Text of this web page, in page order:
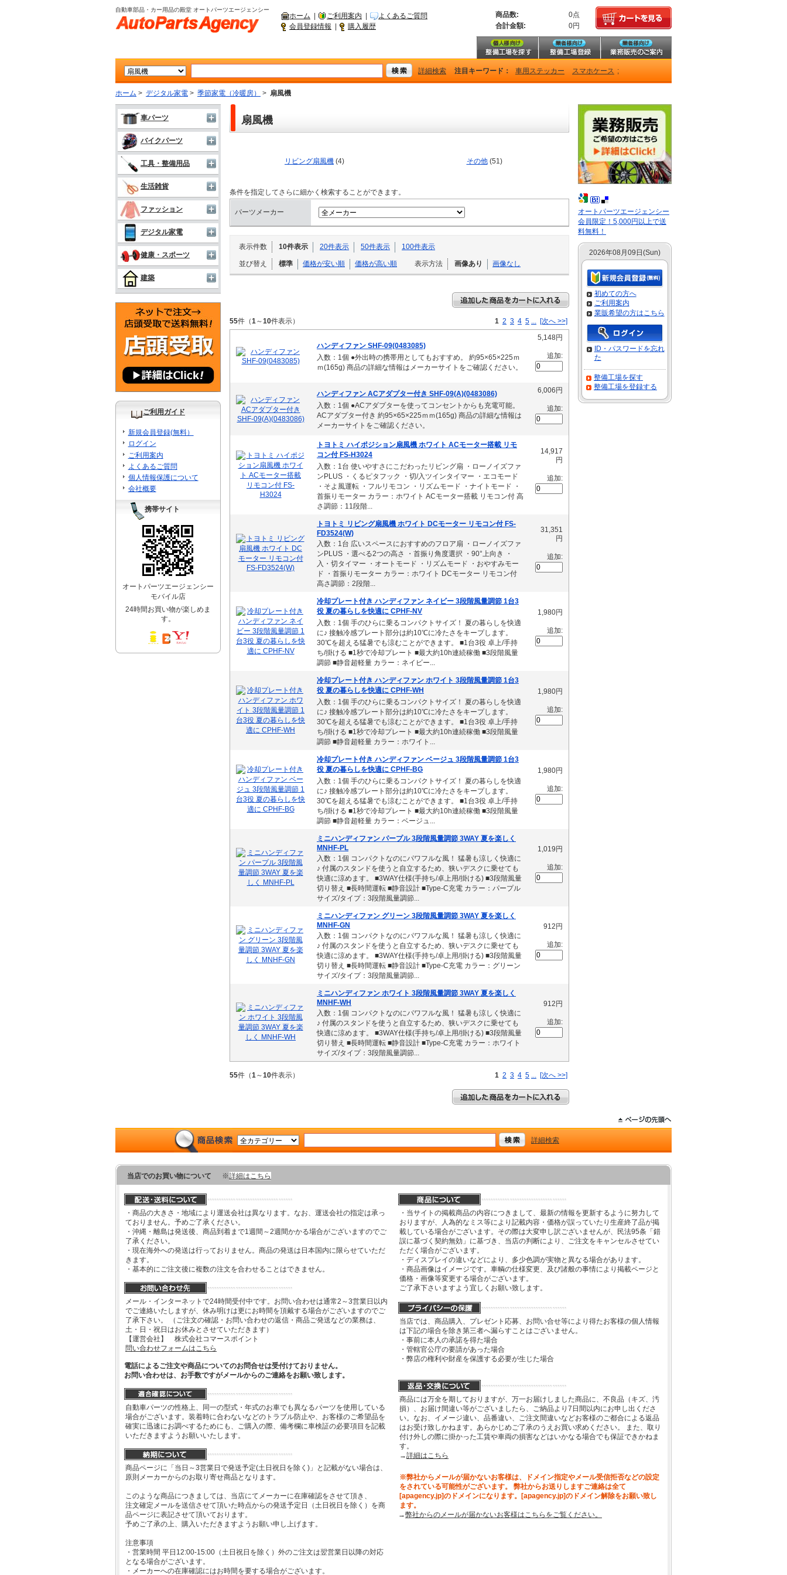
自動車部品・カー用品の殿堂 オートパーツエージェンシー
ホーム ご利用案内
よくあるご質問
会員登録情報
購入履歴
商品数:
0点
合計金額:
0円
詳細検索 注目キーワード： 車用ステッカー スマホケース ;
ホーム > デジタル家電 > 季節家電（冷暖房） > 扇風機
車パーツ
バイクパーツ
工具・整備用品
生活雑貨
ファッション
デジタル家電
健康・スポーツ
建築
ご利用ガイド
新規会員登録(無料）
ログイン
ご利用案内
よくあるご質問
個人情報保護について
会社概要
携帯サイト
オートパーツエージェンシー
モバイル店
24時間お買い物が楽しめま
す。
扇風機
リビング扇風機 (4) その他(51)
条件を指定してさらに細かく検索することができます。
パーツメーカー
表示件数 10件表示 20件表示 50件表示 100件表示
並び替え 標準 価格が安い順 価格が高い順 表示方法 画像あり 画像なし
55件（1～10件表示） 1 2 3 4 5 ... [次へ >>]
ハンディファン SHF-09(0483085)
入数：1個 ●外出時の携帯用としてもおすすめ。 約95×65×225ｍ
ｍ(165g) 商品の詳細な情報はメーカーサイトをご確認ください。
5,148円
追加:
ハンディファン ACアダプター付き SHF-09(A)(0483086)
入数：1個 ●ACアダプターを使ってコンセントからも充電可能。
ACアダプター付き 約95×65×225ｍｍ(165g) 商品の詳細な情報は
メーカーサイトをご確認ください。
6,006円
追加:
トヨトミ ハイポジション扇風機 ホワイト ACモーター搭載 リモ
コン付 FS-H3024
入数：1台 使いやすさにこだわったリビング扇 ・ローノイズファ
ンPLUS ・くるピタフック ・切/入ツインタイマー ・エコモード
・そよ風運転 ・フルリモコン ・リズムモード ・ナイトモード ・
首振りモーター カラー：ホワイト ACモーター搭載 リモコン付 高
さ調節：11段階...
14,917
円
追加:
トヨトミ リビング扇風機 ホワイト DCモーター リモコン付 FS-
FD3524(W)
入数：1台 広いスペースにおすすめのフロア扇 ・ローノイズファ
ンPLUS ・選べる2つの高さ ・首振り角度選択 ・90°上向き ・
入・切タイマー ・オートモード ・リズムモード ・おやすみモー
ド ・首振りモーター カラー：ホワイト DCモーター リモコン付
高さ調節：2段階...
31,351
円
追加:
冷却プレート付き ハンディファン ネイビー 3段階風量調節 1台3
役 夏の暮らしを快適に CPHF-NV
入数：1個 手のひらに乗るコンパクトサイズ！ 夏の暮らしを快適
に♪ 接触冷感プレート部分は約10℃に冷たさをキープします。
30℃を超える猛暑でも涼むことができます。 ■1台3役 卓上/手持
ち/掛ける ■1秒で冷却プレート ■最大約10h連続稼働 ■3段階風量
調節 ■静音超軽量 カラー：ネイビー...
1,980円
追加:
冷却プレート付き ハンディファン ホワイト 3段階風量調節 1台3
役 夏の暮らしを快適に CPHF-WH
入数：1個 手のひらに乗るコンパクトサイズ！ 夏の暮らしを快適
に♪ 接触冷感プレート部分は約10℃に冷たさをキープします。
30℃を超える猛暑でも涼むことができます。 ■1台3役 卓上/手持
ち/掛ける ■1秒で冷却プレート ■最大約10h連続稼働 ■3段階風量
調節 ■静音超軽量 カラー：ホワイト...
1,980円
追加:
冷却プレート付き ハンディファン ベージュ 3段階風量調節 1台3
役 夏の暮らしを快適に CPHF-BG
入数：1個 手のひらに乗るコンパクトサイズ！ 夏の暮らしを快適
に♪ 接触冷感プレート部分は約10℃に冷たさをキープします。
30℃を超える猛暑でも涼むことができます。 ■1台3役 卓上/手持
ち/掛ける ■1秒で冷却プレート ■最大約10h連続稼働 ■3段階風量
調節 ■静音超軽量 カラー：ベージュ...
1,980円
追加:
ミニハンディファン パープル 3段階風量調節 3WAY 夏を楽しく
MNHF-PL
入数：1個 コンパクトなのにパワフルな風！ 猛暑も涼しく快適に
♪ 付属のスタンドを使うと自立するため、狭いデスクに乗せても
快適に涼めます。 ■3WAY仕様(手持ち/卓上用/掛ける) ■3段階風量
切り替え ■長時間運転 ■静音設計 ■Type-C充電 カラー：パープル
サイズ/タイプ：3段階風量調節...
1,019円
追加:
ミニハンディファン グリーン 3段階風量調節 3WAY 夏を楽しく
MNHF-GN
入数：1個 コンパクトなのにパワフルな風！ 猛暑も涼しく快適に
♪ 付属のスタンドを使うと自立するため、狭いデスクに乗せても
快適に涼めます。 ■3WAY仕様(手持ち/卓上用/掛ける) ■3段階風量
切り替え ■長時間運転 ■静音設計 ■Type-C充電 カラー：グリーン
サイズ/タイプ：3段階風量調節...
912円
追加:
ミニハンディファン ホワイト 3段階風量調節 3WAY 夏を楽しく
MNHF-WH
入数：1個 コンパクトなのにパワフルな風！ 猛暑も涼しく快適に
♪ 付属のスタンドを使うと自立するため、狭いデスクに乗せても
快適に涼めます。 ■3WAY仕様(手持ち/卓上用/掛ける) ■3段階風量
切り替え ■長時間運転 ■静音設計 ■Type-C充電 カラー：ホワイト
サイズ/タイプ：3段階風量調節...
912円
追加:
55件（1～10件表示） 1 2 3 4 5 ... [次へ >>]
オートパーツエージェンシー
会員限定！5,000円以上で送
料無料！
2026年08月09日(Sun)
初めての方へ
ご利用案内
業販希望の方はこちら
ID・パスワードを忘れ
た
整備工場を探す
整備工場を登録する
詳細検索
当店でのお買い物について ※詳細はこちら
・商品の大きさ・地域により運送会社は異なります。なお、運送会社の指定は承っ
ておりません。予めご了承ください。
・沖縄・離島は発送後、商品到着まで1週間～2週間かかる場合がございますのでご
了承ください。
・現在海外への発送は行っておりません。商品の発送は日本国内に限らせていただ
きます。
・基本的にご注文後に複数の注文を合わせることはできません。
メール・インターネットで24時間受付中です。お問い合わせは通常2～3営業日以内
でご連絡いたしますが、休み明けは更にお時間を頂戴する場合がございますのでご
了承下さい。 （ご注文の確認・お問い合わせの返信・商品ご発送などの業務は、
土・日・祝日はお休みとさせていただきます）
【運営会社】 株式会社コマースポイント
問い合わせフォームはこちら
電話によるご注文や商品についてのお問合せは受付けておりません。
お問い合わせは、お手数ですがメールからのご連絡をお願い致します。
自動車パーツの性格上、同一の型式・年式のお車でも異なるパーツを使用している
場合がございます。装着時に合わないなどのトラブル防止や、お客様のご希望品を
確実に迅速にお調べするためにも、ご購入の際、備考欄に車検証の必要項目を記載
いただきますようお願いいたします。
商品ページに「当日～3営業日で発送予定(土日祝日を除く)」と記載がない場合は、
原則メーカーからのお取り寄せ商品となります。
このような商品につきましては、当店にてメーカーに在庫確認をさせて頂き、
注文確定メールを送信させて頂いた時点からの発送予定日（土日祝日を除く）を商
品ページに表記させて頂いております。
予めご了承の上、購入いただきますようお願い申し上げます。
注意事項
・営業時間 平日12:00-15:00（土日祝日を除く）外のご注文は翌営業日以降の対応
となる場合がございます。
・メーカーへの在庫確認にはお時間を要する場合がございます。
・当サイトの掲載商品の内容につきまして、最新の情報を更新するように努力して
おりますが、人為的なミス等により記載内容・価格が誤っていたり生産終了品が掲
載している場合がございます。その際は大変申し訳ございませんが、民法95条「錯
誤に基づく契約無効」に基づき、当店の判断により、ご注文をキャンセルさせてい
ただく場合がございます。
・ディスプレイの違いなどにより、多少色調が実物と異なる場合があります。
・商品画像はイメージです。車輌の仕様変更、及び諸般の事情により掲載ページと
価格・画像等変更する場合がございます。
ご了承下さいますよう宜しくお願い致します。
当店では、商品購入、プレゼント応募、お問い合せ等により得たお客様の個人情報
は下記の場合を除き第三者へ漏らすことはございません。
・事前に本人の承諾を得た場合
・管轄官公庁の要請があった場合
・弊店の権利や財産を保護する必要が生じた場合
商品には万全を期しておりますが、万一お届けしました商品に、不良品（キズ、汚
損）、お届け間違い等がございましたら、ご納品より7日間以内にお申し出くださ
い。なお、イメージ違い、品番違い、ご注文間違いなどお客様のご都合による返品
はお受け致しかねます。あらかじめご了承のうえお買い求めください。 また、取り
付け外しの際に掛かった工賃や車両の損害などはいかなる場合でも保証できかねま
す。
→詳細はこちら
※弊社からメールが届かないお客様は、ドメイン指定やメール受信拒否などの設定
をされている可能性がございます。 弊社からお送りしますご連絡は全て
[apagency.jp]のドメインになります。[apagency.jp]のドメイン解除をお願い致し
ます。
→弊社からのメールが届かないお客様はこちらをご覧ください。